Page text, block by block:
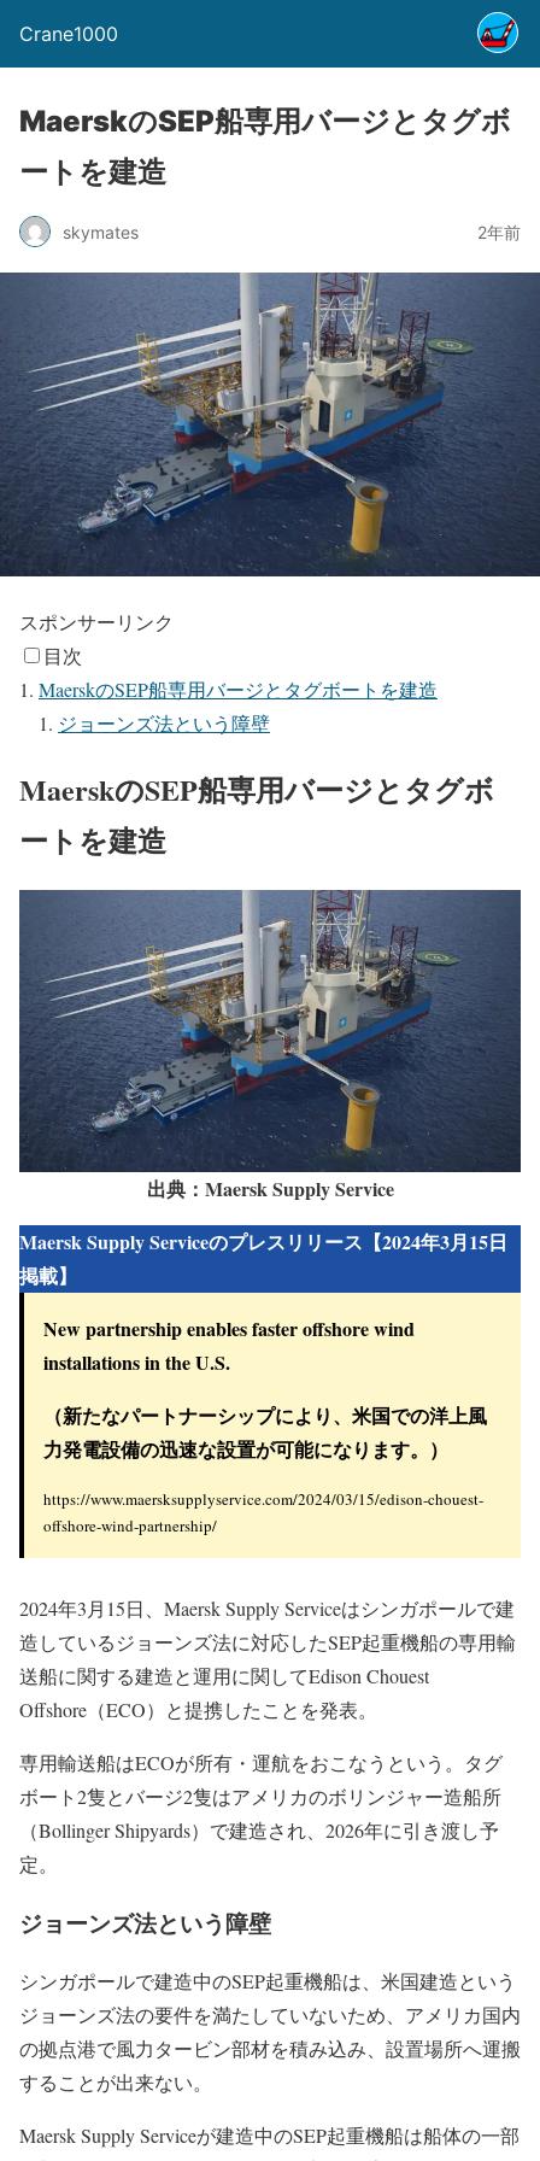
Crane1000
MaerskのSEP船専用バージとタグボ
ートを建造
skymates 2年前
スポンサーリンク
目次
MaerskのSEP船専用バージとタグボートを建造
ジョーンズ法という障壁
MaerskのSEP船専用バージとタグボ
ートを建造
出典：Maersk Supply Service
Maersk Supply Serviceのプレスリリース【2024年3月15日
掲載】
New partnership enables faster offshore wind
installations in the U.S.
（新たなパートナーシップにより、米国での洋上風
力発電設備の迅速な設置が可能になります。）
https://www.maersksupplyservice.com/2024/03/15/edison-chouest-
offshore-wind-partnership/
2024年3月15日、Maersk Supply Serviceはシンガポールで建
造しているジョーンズ法に対応したSEP起重機船の専用輸
送船に関する建造と運用に関してEdison Chouest
Offshore（ECO）と提携したことを発表。
専用輸送船はECOが所有・運航をおこなうという。タグ
ボート2隻とバージ2隻はアメリカのボリンジャー造船所
（Bollinger Shipyards）で建造され、2026年に引き渡し予
定。
ジョーンズ法という障壁
シンガポールで建造中のSEP起重機船は、米国建造という
ジョーンズ法の要件を満たしていないため、アメリカ国内
の拠点港で風力タービン部材を積み込み、設置場所へ運搬
することが出来ない。
Maersk Supply Serviceが建造中のSEP起重機船は船体の一部